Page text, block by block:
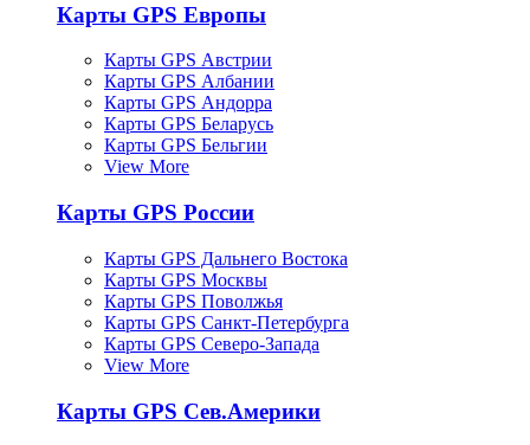
Карты GPS Европы
Карты GPS Австрии
Карты GPS Албании
Карты GPS Андорра
Карты GPS Беларусь
Карты GPS Бельгии
View More
Карты GPS России
Карты GPS Дальнего Востока
Карты GPS Москвы
Карты GPS Поволжья
Карты GPS Санкт-Петербурга
Карты GPS Северо-Запада
View More
Карты GPS Сев.Америки